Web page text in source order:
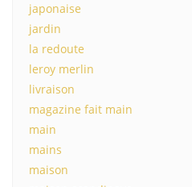
japonaise
jardin
la redoute
leroy merlin
livraison
magazine fait main
main
mains
maison